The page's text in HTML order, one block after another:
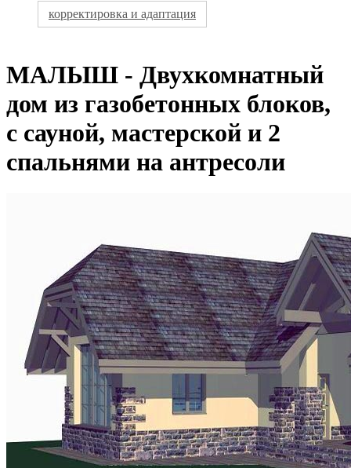
корректировка и адаптация
МАЛЫШ - Двухкомнатный
дом из газобетонных блоков,
с сауной, мастерской и 2
спальнями на антресоли